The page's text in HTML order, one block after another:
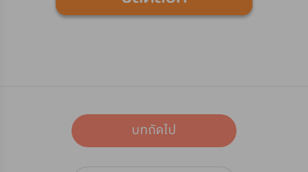
บทถัดไป